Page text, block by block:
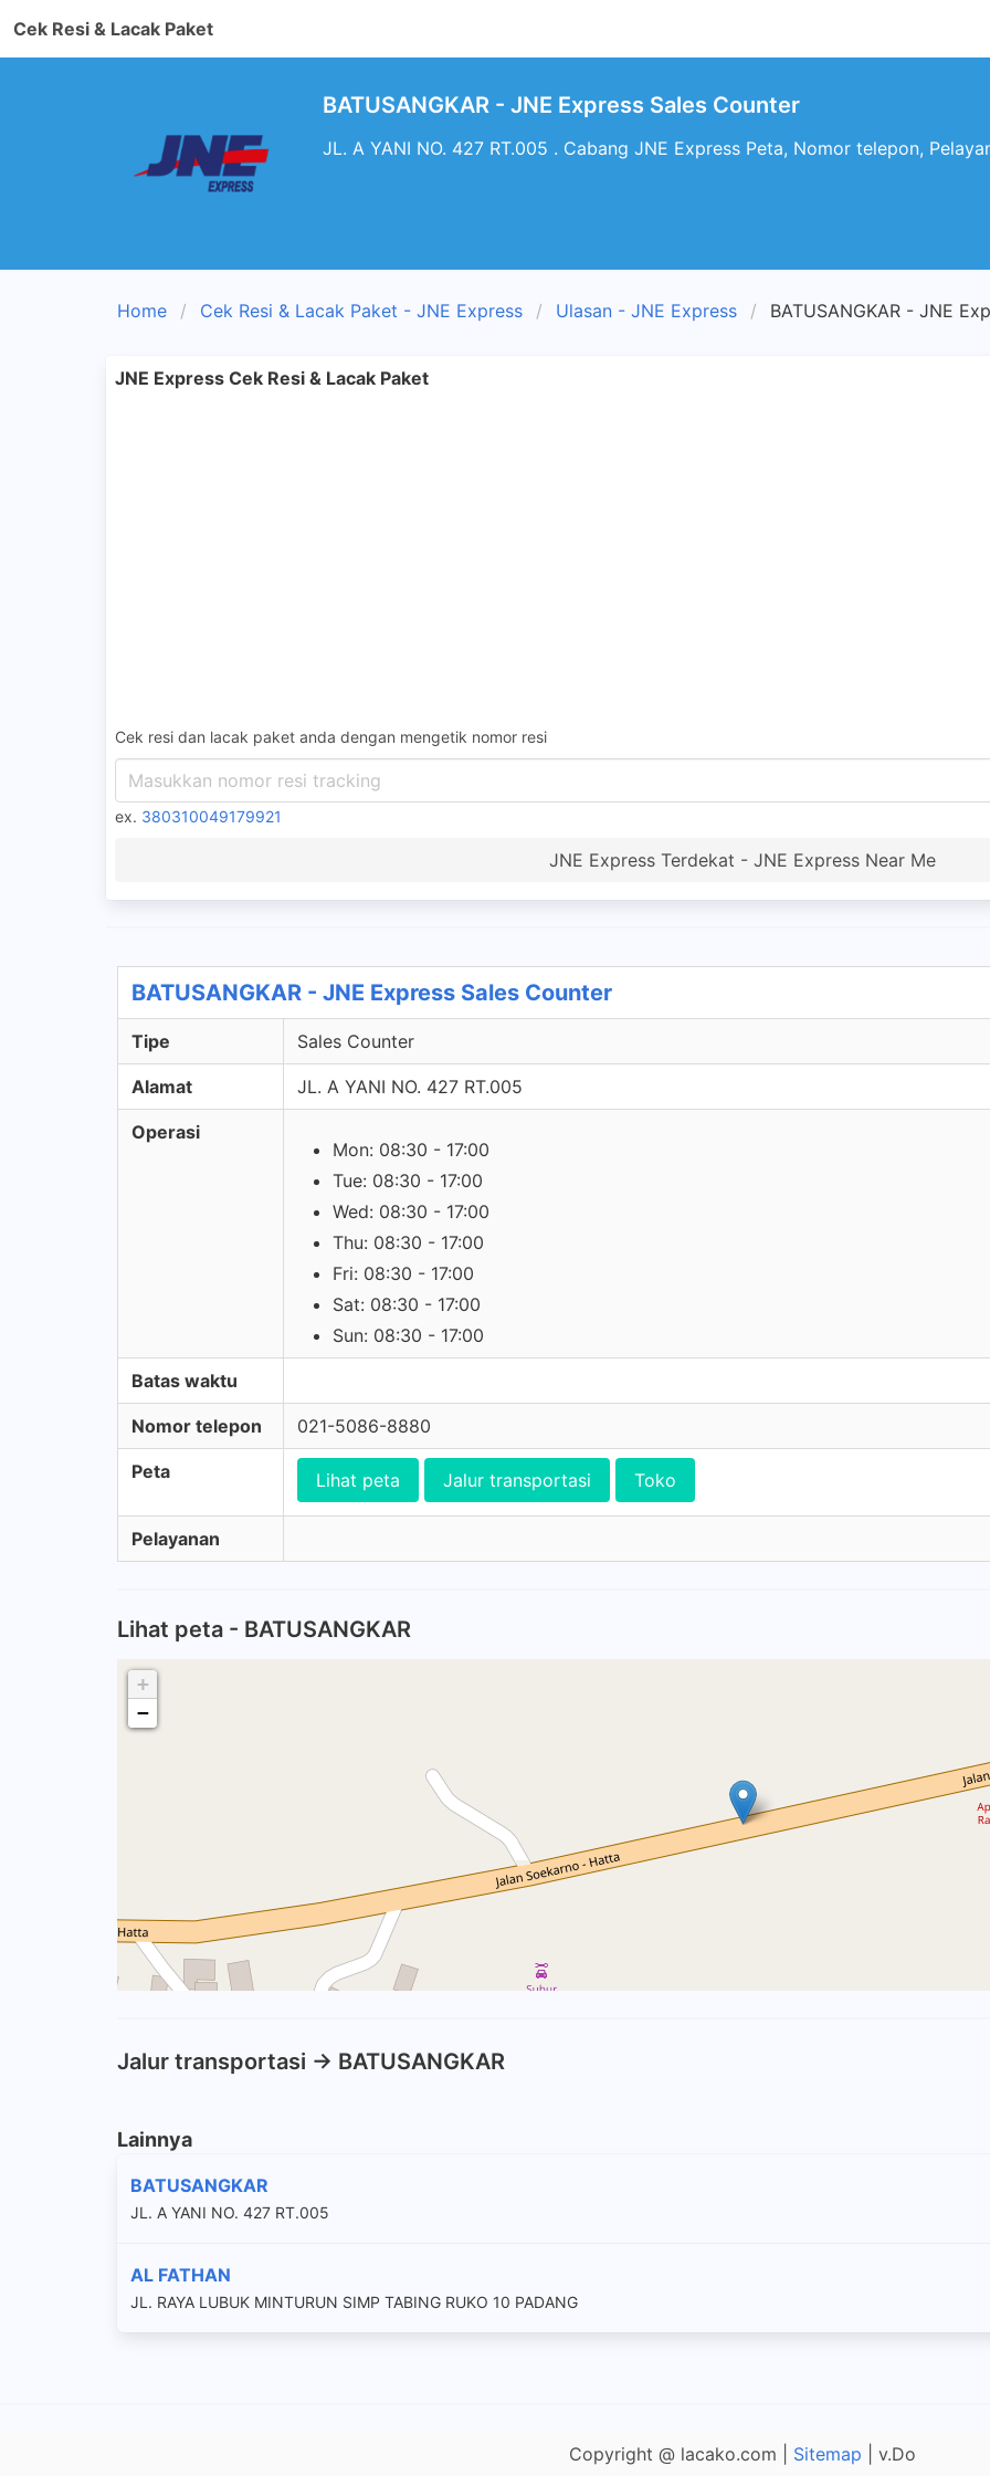
Cek Resi & Lacak Paket
BATUSANGKAR - JNE Express Sales Counter
JL. A YANI NO. 427 RT.005 . Cabang JNE Express Peta, Nomor telepon,
Home Cek Resi & Lacak Paket - JNE Express Ulasan - JNE Express BATUSANGKAR - JNE
JNE Express Cek Resi & Lacak Paket
Cek resi dan lacak paket anda dengan mengetik nomor resi
ex. 380310049179921
JNE Express Terdekat - JNE Express Near Me
BATUSANGKAR - JNE Express Sales Counter
Tipe Sales Counter
Alamat JL. A YANI NO. 427 RT.005
Operasi
Mon: 08:30 - 17:00
Tue: 08:30 - 17:00
Wed: 08:30 - 17:00
Thu: 08:30 - 17:00
Fri: 08:30 - 17:00
Sat: 08:30 - 17:00
Sun: 08:30 - 17:00
Batas waktu
Nomor telepon 021-5086-8880
Peta Lihat peta Jalur transportasi Toko
Pelayanan
Lihat peta - BATUSANGKAR
+
−
Jalur transportasi -> BATUSANGKAR
Lainnya
BATUSANGKAR
JL. A YANI NO. 427 RT.005
AL FATHAN
JL. RAYA LUBUK MINTURUN SIMP TABING RUKO 10 PADANG
Copyright @ lacako.com | Sitemap | v.Do